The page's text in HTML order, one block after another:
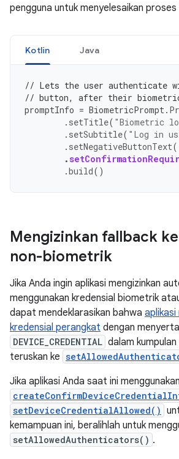
pengguna untuk menyelesaikan
Kotlin Java
// Lets the user authenticate
// button, after their
promptInfo = BiometricPrompt.
. setTitle( "Biometric
. setSubtitle( "Log in
. setNegativeButtonText(
.
.build()
Mengizinkan fallback
non-biometrik
Jika Anda ingin aplikasi mengizinkan
menggunakan kredensial biometrik
dapat mendeklarasikan bahwa aplikasi
kredensial perangkat dengan
DEVICE_CREDENTIAL dalam
teruskan ke
Jika aplikasi Anda saat ini menggunakan
setDeviceCredentialAllowed()
kemampuan ini, beralihlah untuk
setAllowedAuthenticators() .